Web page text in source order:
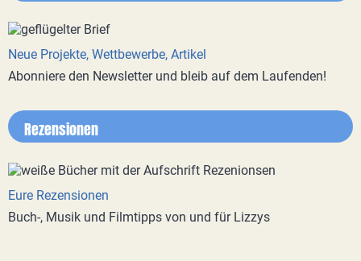
Neue Projekte, Wettbewerbe, Artikel
Abonniere den Newsletter und bleib auf dem Laufenden!
Rezensionen
Eure Rezensionen
Buch-, Musik und Filmtipps von und für Lizzys